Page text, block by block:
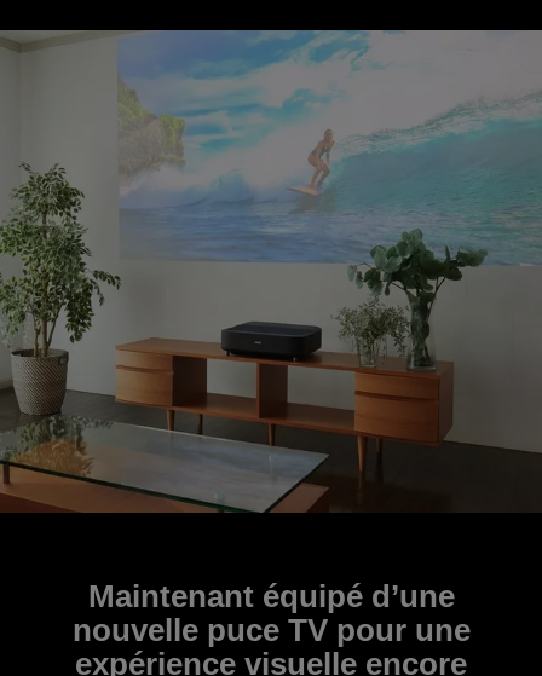
Maintenant équipé d’une
nouvelle puce TV pour une
expérience visuelle encore